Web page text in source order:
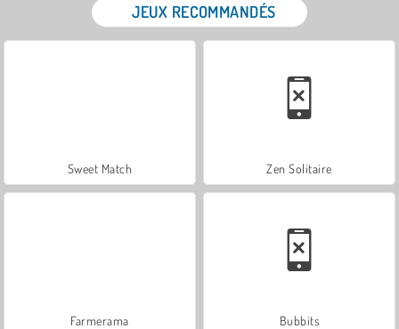
JEUX RECOMMANDÉS
Sweet Match Zen Solitaire
Farmerama Bubbits